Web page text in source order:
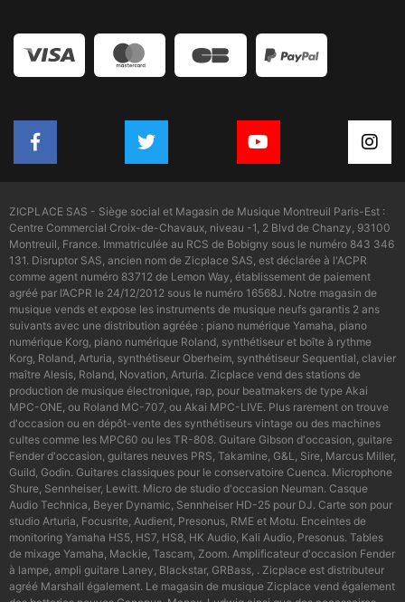
ZICPLACE SAS - Siège social et Magasin de Musique Montreuil Paris-Est :
Centre Commercial Croix-de-Chavaux, niveau -1, 2 Blvd de Chanzy, 93100
Montreuil, France. Immatriculée au RCS de Bobigny sous le numéro 843 346
131. Disruptor SAS, ancien nom de Zicplace SAS, est déclarée à l'ACPR
comme agent numéro 83712 de Lemon Way, établissement de paiement
agréé par l’ACPR le 24/12/2012 sous le numéro 16568J. Notre magasin de
musique vends et expose les instruments de musique neufs garantis 2 ans
suivants avec une distribution agréée : piano numérique Yamaha, piano
numérique Korg, piano numérique Roland, synthétiseur et boîte à rythme
Korg, Roland, Arturia, synthétiseur Oberheim, synthétiseur Sequential, clavier
maître Alesis, Roland, Novation, Arturia. Zicplace vend des stations de
production de musique électronique, rap, pour beatmakers de type Akai
MPC-ONE, ou Roland MC-707, ou Akai MPC-LIVE. Plus rarement on trouve
d'occasion ou en dépôt-vente des synthétiseurs vintage ou des machines
cultes comme les MPC60 ou les TR-808. Guitare Gibson d'occasion, guitare
Fender d'occasion, guitares neuves PRS, Takamine, G&L, Sire, Marcus Miller,
Guild, Godin. Guitares classiques pour le conservatoire Cuenca. Microphone
Shure, Sennheiser, Lewitt. Micro de studio d'occasion Neuman. Casque
Audio Technica, Beyer Dynamic, Sennheiser HD-25 pour DJ. Carte son pour
studio Arturia, Focusrite, Audient, Presonus, RME et Motu. Enceintes de
monitoring Yamaha HS5, HS7, HS8, HK Audio, Kali Audio, Presonus. Tables
de mixage Yamaha, Mackie, Tascam, Zoom. Amplificateur d'occasion Fender
à lampe, ampli guitare Laney, Blackstar, GRBass, . Zicplace est distributeur
agréé Marshall également. Le magasin de musique Zicplace vend également